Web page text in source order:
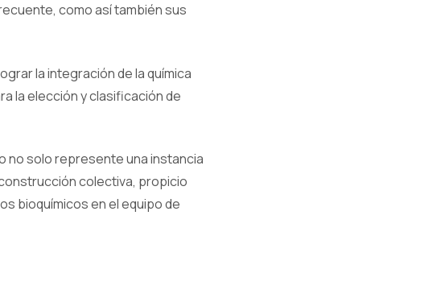
como así también sus
la integración de la química
la elección y clasificación de
no solo represente una instancia
colectiva, propicio
bioquímicos en el equipo de